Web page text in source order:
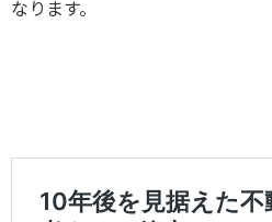
なります。